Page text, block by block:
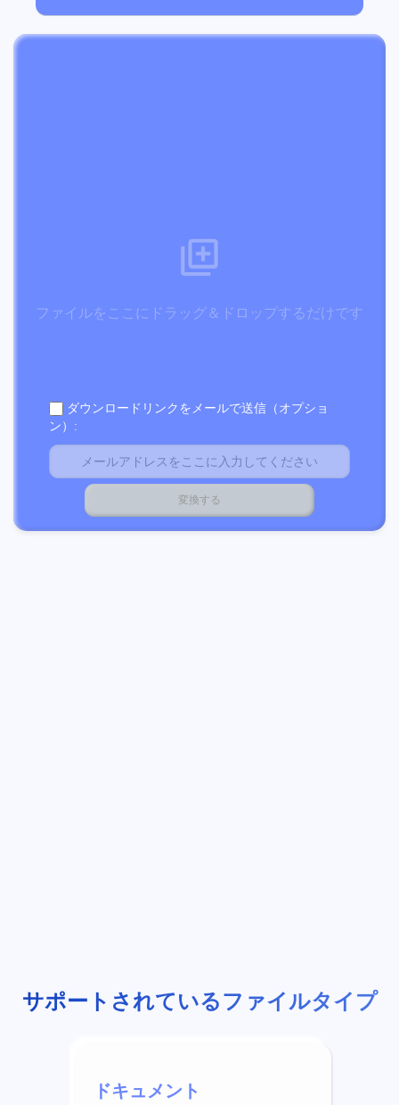
ファイルをここにドラッグ＆ドロップするだけです
ダウンロードリンクをメールで送信（オプショ
ン）:
サポートされているファイルタイプ
ドキュメント